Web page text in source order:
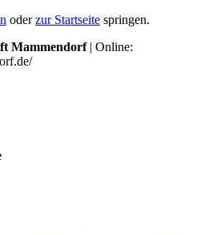
oderzur Startseite springen.
Mammendorf| Online: